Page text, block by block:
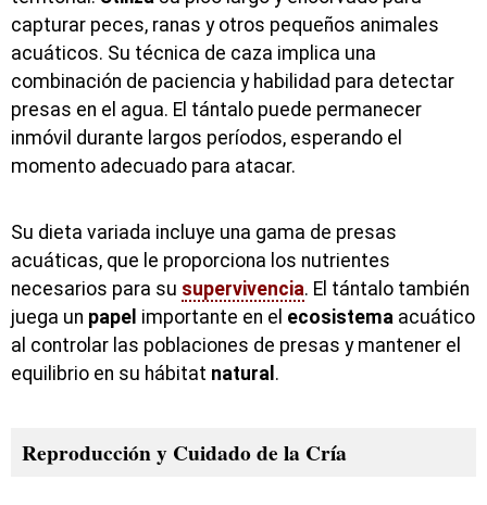
capturar peces, ranas y otros pequeños animales
acuáticos. Su técnica de caza implica una
combinación de paciencia y habilidad para detectar
presas en el agua. El tántalo puede permanecer
inmóvil durante largos períodos, esperando el
momento adecuado para atacar.
Su dieta variada incluye una gama de presas
acuáticas, que le proporciona los nutrientes
necesarios para su supervivencia. El tántalo también
juega un papel importante en el ecosistema acuático
al controlar las poblaciones de presas y mantener el
equilibrio en su hábitat natural .
Reproducción y Cuidado de la Cría